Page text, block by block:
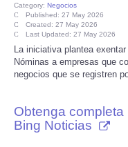
Health
Pets
Press Releases
Category: Negocios
Published: 27 May 2026
Created: 27 May 2026
Last Updated: 27 May 2026
La iniciativa plantea
Nóminas a empresas que
negocios que se registren
Obtenga
Bing Noticias